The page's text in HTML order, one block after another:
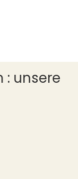
: unsere